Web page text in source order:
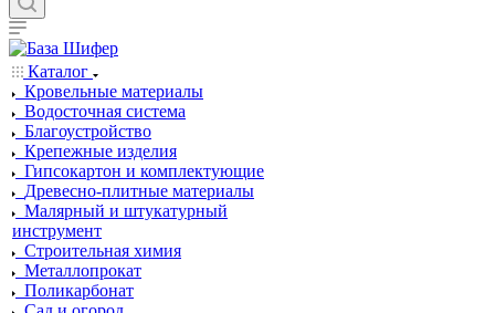
Каталог
Кровельные материалы
Водосточная система
Благоустройство
Крепежные изделия
Гипсокартон и комплектующие
Древесно-плитные материалы
Малярный и штукатурный
инструмент
Строительная химия
Металлопрокат
Поликарбонат